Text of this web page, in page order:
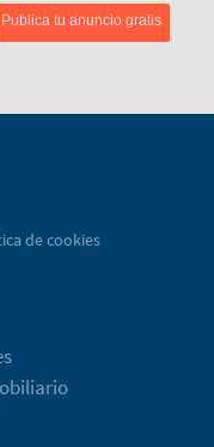
Publica tu anuncio gratis
de cookies